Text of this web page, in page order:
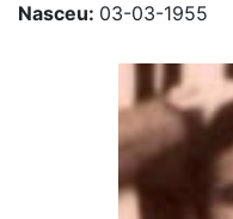
Nasceu: 03-03-1955